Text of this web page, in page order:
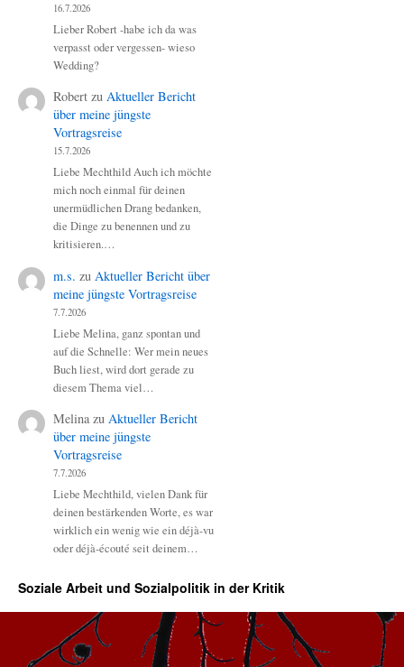
16.7.2026
Lieber Robert -habe ich da was
verpasst oder vergessen- wieso
Wedding?
Robert zu Aktueller Bericht
über meine jüngste
Vortragsreise
15.7.2026
Liebe Mechthild Auch ich möchte
mich noch einmal für deinen
unermüdlichen Drang bedanken,
die Dinge zu benennen und zu
kritisieren.…
m.s. zu Aktueller Bericht über
meine jüngste Vortragsreise
7.7.2026
Liebe Melina, ganz spontan und
auf die Schnelle: Wer mein neues
Buch liest, wird dort gerade zu
diesem Thema viel…
Melina zu Aktueller Bericht
über meine jüngste
Vortragsreise
7.7.2026
Liebe Mechthild, vielen Dank für
deinen bestärkenden Worte, es war
wirklich ein wenig wie ein déjà-vu
oder déjà-écouté seit deinem…
Soziale Arbeit und Sozialpolitik in der Kritik